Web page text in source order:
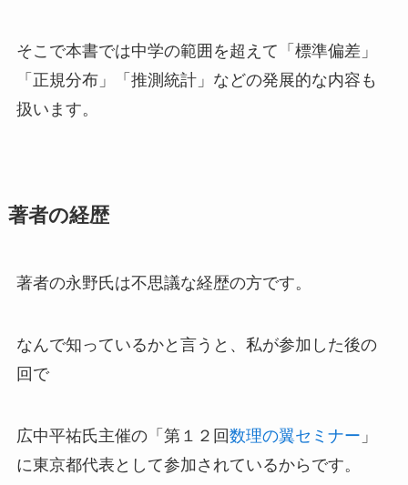
そこで本書では中学の範囲を超えて「標準偏差」
「正規分布」「推測統計」などの発展的な内容も
扱います。
著者の経歴
著者の永野氏は不思議な経歴の方です。
なんで知っているかと言うと、私が参加した後の
回で
広中平祐氏主催の「第１２回数理の翼セミナー 」
に東京都代表として参加されているからです。